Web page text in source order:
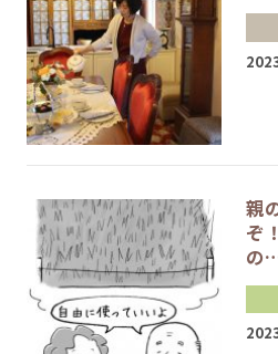
親
ぞ
の